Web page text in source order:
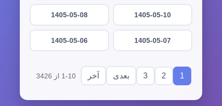
1405-05-10
1405-05-08
1405-05-07
1405-05-06
1
2
3 بعدی آخر 1-10 از 3426